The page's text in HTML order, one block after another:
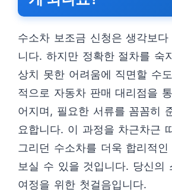
수소차 보조금 신청은 생각보
니다. 하지만 정확한 절차를 숙
상치 못한 어려움에 직면할 수
적으로 자동차 판매 대리점을
어지며, 필요한 서류를 꼼꼼히
요합니다. 이 과정을 차근차근
그리던 수소차를 더욱 합리적
보실 수 있을 것입니다. 당신의
여정을 위한 첫걸음입니다.